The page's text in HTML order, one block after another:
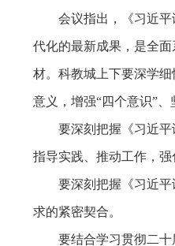
会议指出，《习近
代化的最新成果，是全
材。科教城上下要深学
意义，增强“四个意识”
要深刻把握《习近
指导实践、推动工作，
要深刻把握《习近
求的紧密契合。
要结合学习贯彻二